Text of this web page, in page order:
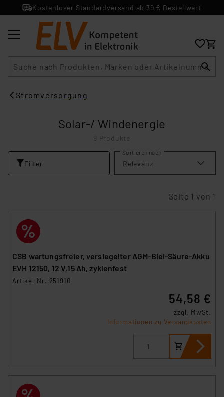
Kostenloser Standardversand ab 39 € Bestellwert
Stromversorgung
Solar-/ Windenergie
9 Produkte
Filter
Sortieren nach
Relevanz
Seite 1 von 1
CSB wartungsfreier, versiegelter AGM-Blei-Säure-Akku
EVH 12150, 12 V,15 Ah, zyklenfest
Artikel-Nr. 251910
54,58 €
zzgl. MwSt.
Informationen zu Versandkosten